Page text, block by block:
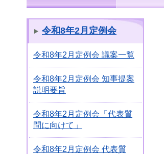
令和8年2月定例会
令和8年2月定例会 議案一覧
令和8年2月定例会 知事提案
説明要旨
令和8年2月定例会「代表質
問に向けて」
令和8年2月定例会 代表質